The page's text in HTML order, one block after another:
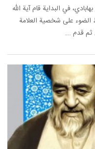
في البداية قام آية الله
الضوء على شخصية العلامة
ثم قدم ...